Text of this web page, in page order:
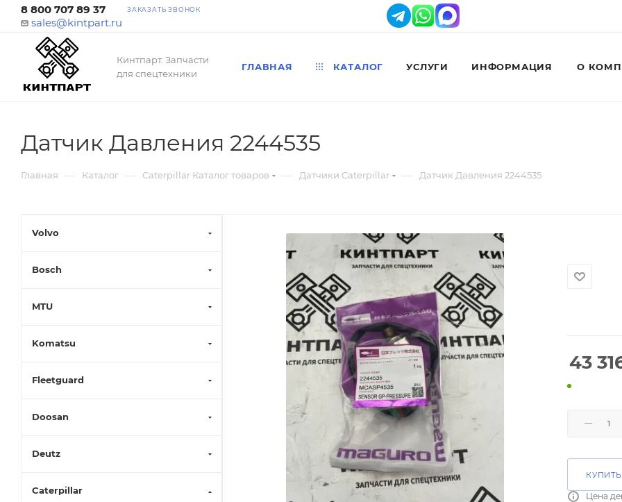
8 800 707 89 37 ЗАКАЗАТЬ ЗВОНОК
sales@kintpart.ru
Кинтпарт. Запчасти
для спецтехники
ГЛАВНАЯ КАТАЛОГ УСЛУГИ ИНФОРМАЦИЯ О
Датчик Давления 2244535
Главная — Каталог — Caterpillar Каталог товаров — Датчики Caterpillar — Датчик Давления 2244535
43
Цена
Volvo
Bosch
MTU
Komatsu
Fleetguard
Doosan
Deutz
Caterpillar